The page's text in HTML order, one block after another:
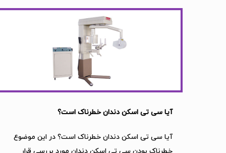
آیا سی تی اسکن دندان خطرناک است؟
آیا سی تی اسکن دندان خطرناک است؟ در این موضوع
خطرناک بودن سی تی اسکن دندان مورد بررسی قرار